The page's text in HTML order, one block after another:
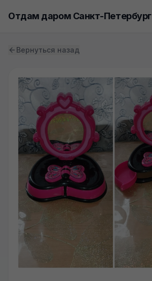
Отдам даром Санкт-Петербург
Вернуться назад